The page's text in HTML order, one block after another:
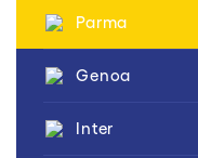
Parma
Genoa
Inter